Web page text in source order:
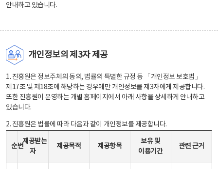
안내하고 있습니다.
개인정보의 제3자 제공
1. 진흥원은 정보주체의 동의, 법률의 특별한 규정 등 「개인정보 보호법」
제17조 및 제18조에 해당하는 경우에만 개인정보를 제3자에게 제공합니다.
또한 진흥원이 운영하는 개별 홈페이지에서 아래 사항을 상세하게 안내하고
있습니다.
2. 진흥원은 법률에 따라 다음과 같이 개인정보를 제공합니다.
순번
제공받는
자
제공목적 제공항목
보유 및
이용기간
관련 근거